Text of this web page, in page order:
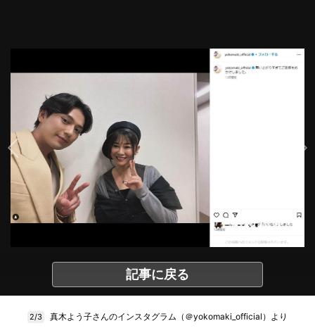
記事に戻る
2/3 真木よう子さんのインスタグラム（＠yokomaki_official）より